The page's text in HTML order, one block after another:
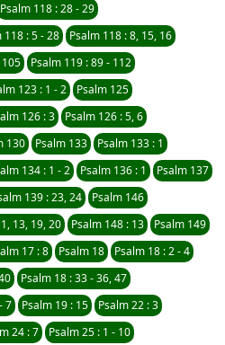
Psalm 118 : 28 - 29
118 : 5 - 28
Psalm 118 : 8, 15, 16
105
Psalm 119 : 89 - 112
123 : 1 - 2
Psalm 125
126 : 3
Psalm 126 : 5, 6
130 Psalm 133
Psalm 133 : 1
134 : 1 - 2 Psalm 136 : 1
Psalm 137
139 : 23, 24
Psalm 146
13, 19, 20 Psalm 148 : 13
Psalm 149
17 : 8 Psalm 18
Psalm 18 : 2 - 4
Psalm 18 : 33 - 36, 47
7 Psalm 19 : 15
Psalm 22 : 3
24 : 7
Psalm 25 : 1 - 10